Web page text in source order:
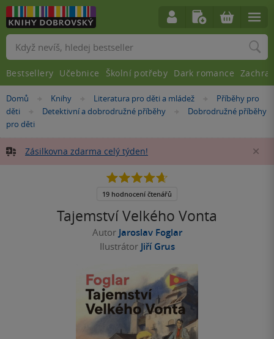
Nacházíte
se
zde:
Domů »Knihy »Literatura pro děti a mládež »Příběhy pro
děti
»Detektivní a dobrodružné příběhy »
Dobrodružné příběhy
pro děti
Zásilkovna zdarma celý týden!
Tajemství Velkého Vonta
Autor Jaroslav Foglar
Ilustrátor Jiří Grus
4.7
5
19 hodnocení čtenářů
Vyhledávání
Bestsellery Učebnice Školní potřeby Dark romance